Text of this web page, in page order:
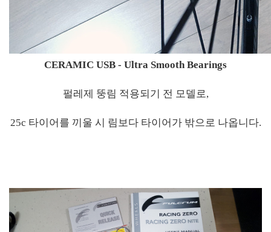
CERAMIC USB - Ultra Smooth Bearings
펄레제 뚱림 적용되기 전 모델로,
25c 타이어를 끼울 시 림보다 타이어가 밖으로 나옵니다.